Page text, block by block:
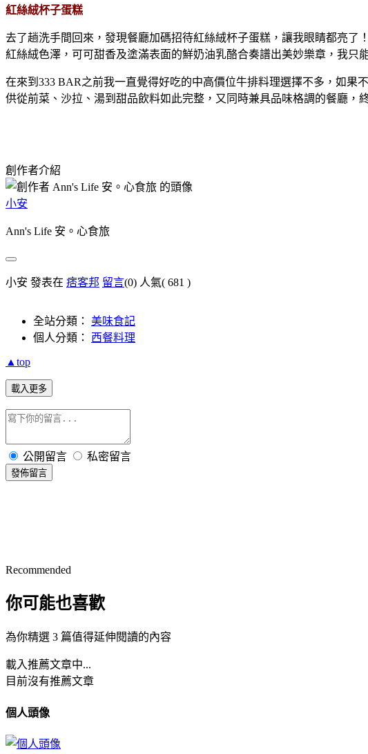
紅絲絨杯子蛋糕
去了趟洗手間回來，發現餐廳加碼招待紅絲絨杯子蛋糕，讓我眼睛都亮
紅絲絨色澤，可可甜香及塗滿表面的鮮奶油乳酪合奏譜出美妙樂章，我只
在來到333 BAR之前我一直覺得好吃的中高價位牛排料理選擇不多，如
供從前菜、沙拉、湯到甜品飲料如此完整，又同時兼具品味格調的餐廳，
創作者介紹
小安
Ann's Life 安。心食旅
小安 發表在 痞客邦 留言(0) 人氣( 681 )
全站分類： 美味食記
個人分類： 西餐料理
▲top
載入更多
公開留言 私密留言
發佈留言
Recommended
你可能也喜歡
為你精選 3 篇值得延伸閱讀的內容
載入推薦文章中...
目前沒有推薦文章
個人頭像